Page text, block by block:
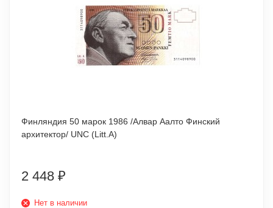
Финляндия 50 марок 1986 /Алвар Аалто Финский
архитектор/ UNC (Litt.A)
2 448 ₽
Нет в наличии